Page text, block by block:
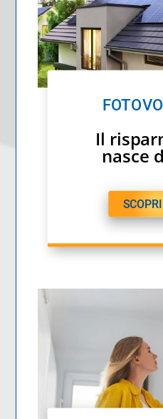
Il
nasce